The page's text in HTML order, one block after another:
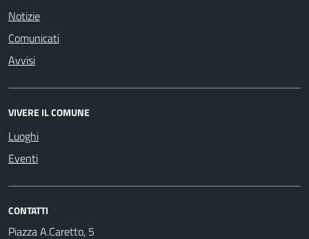
Notizie
Comunicati
Avvisi
VIVERE IL COMUNE
Luoghi
Eventi
CONTATTI
Piazza A.Caretto, 5